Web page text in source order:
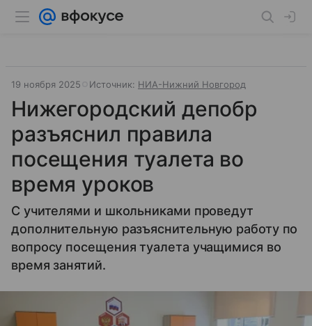
19 ноября 2025 Источник: НИА-Нижний Новгород
Нижегородский депобр
разъяснил правила
посещения туалета во
время уроков
С учителями и школьниками проведут
дополнительную разъяснительную работу по
вопросу посещения туалета учащимися во
время занятий.